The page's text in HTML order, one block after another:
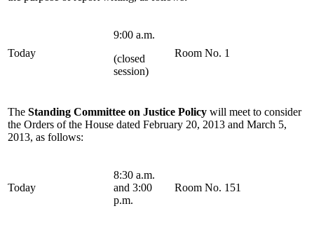
Today
9:00 a.m.
(closed
session)
Room No. 1
The Standing Committee on Justice Policy will meet to consider
the Orders of the House dated February 20, 2013 and March 5,
2013, as follows:
Today
8:30 a.m.
and 3:00
p.m.
Room No. 151